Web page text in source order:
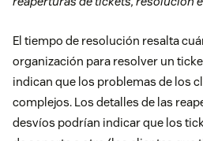
El tiempo de resolución resalta
organización para resolver un
indican que los problemas de los
complejos. Los detalles de las
desvíos podrían indicar que los